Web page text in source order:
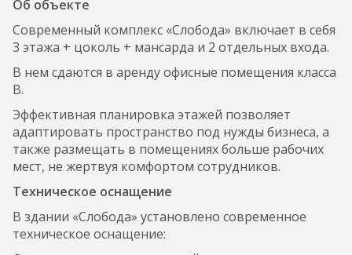
Об объекте
Современный комплекс «Слобода» включает в себя
3 этажа + цоколь + мансарда и 2 отдельных входа.
В нем сдаются в аренду офисные помещения класса
B.
Эффективная планировка этажей позволяет
адаптировать пространство под нужды бизнеса, а
также размещать в помещениях больше рабочих
мест, не жертвуя комфортом сотрудников.
Техническое оснащение
В здании «Слобода» установлено современное
техническое оснащение: